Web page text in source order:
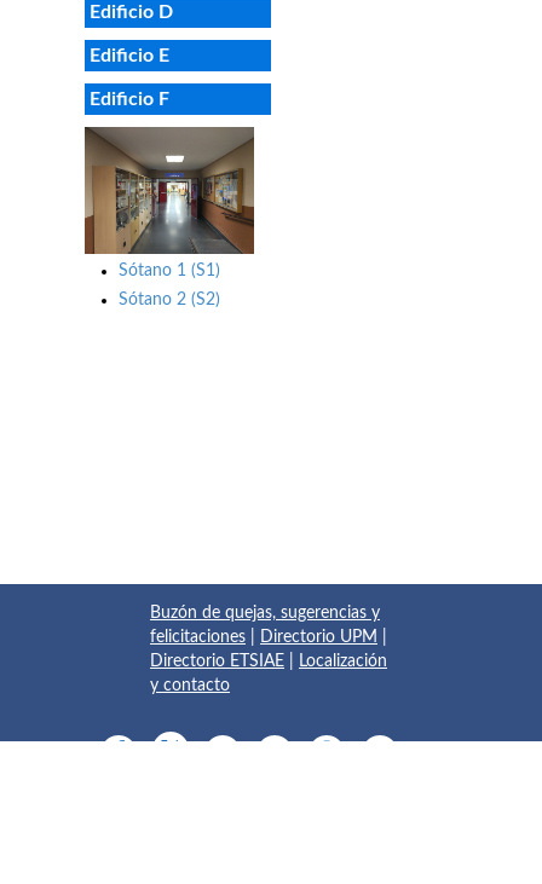
Edificio D
Edificio E
Edificio F
Sótano 1 (S1)
Sótano 2 (S2)
Buzón de quejas, sugerencias y
felicitaciones
Directorio UPM
Directorio ETSIAE
Localización
y contacto